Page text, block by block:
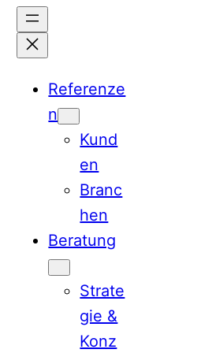
Referenze
n
Kund
en
Branc
hen
Beratung
Strate
gie &
Konz